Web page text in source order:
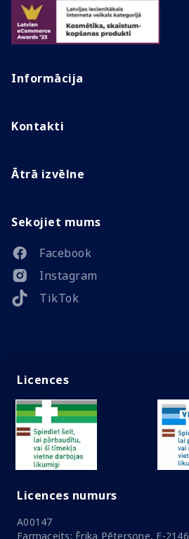
Informācija
Kontakti
Ātrā izvēlne
Sekojiet mums
Facebook
Instagram
TikTok
Licences
Licences numurs
A00147
Farmaceits: Ērika Pētersone, F-2146